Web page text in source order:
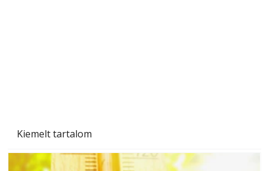
Kiemelt tartalom